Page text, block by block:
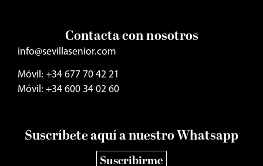
Contacta con nosotros
info@sevillasenior.com
Móvil: +34 677 70 42 21
Móvil: +34 600 34 02 60
Suscríbete aquí a nuestro Whatsapp
Suscribirme